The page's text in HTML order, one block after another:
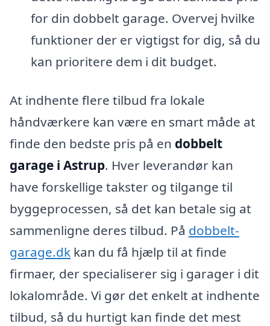
for din dobbelt garage. Overvej hvilke
funktioner der er vigtigst for dig, så du
kan prioritere dem i dit budget.
At indhente flere tilbud fra lokale
håndværkere kan være en smart måde at
finde den bedste pris på en dobbelt
garage i Astrup. Hver leverandør kan
have forskellige takster og tilgange til
byggeprocessen, så det kan betale sig at
sammenligne deres tilbud. På dobbelt-
garage.dk kan du få hjælp til at finde
firmaer, der specialiserer sig i garager i dit
lokalområde. Vi gør det enkelt at indhente
tilbud, så du hurtigt kan finde det mest